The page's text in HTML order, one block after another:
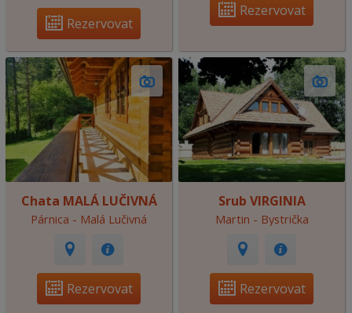
Rezervovat
Rezervovat
Chata MALÁ LUČIVNÁ
Párnica - Malá Lučivná
Rezervovat
Srub VIRGINIA
Martin - Bystrička
Rezervovat